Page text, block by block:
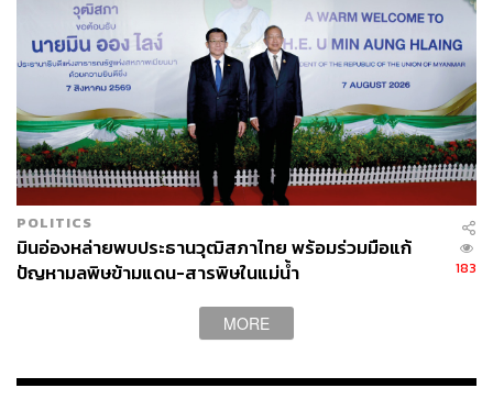
เป็นโจรไม่ใช่เหยื่อให้ไทยรับทราบหากรับตัว และภาพสำคัญ
ที่กลายเป็นที่พูดถึงคือการลงมากำกับดูแลเองของ ‘หลิวจงอี้’
ผู้ช่วยรัฐมนตรีว่าการกระทรวงความมั่นคงสาธารณะแห่ง
สาธารณรัฐประชาชนจีน มือปราบมือหนึ่งของทางการจีน
จากแอ็กชันต่างๆ ที่เกิดขึ้นทำให้จีนสามารถรับตัวประชากร
ชาติตัวเองกลับไปได้รวดเร็วที่สุด และจำนวนมากที่สุดตั้งแต่มี
การรับ-ส่งตัวของชาวต่างชาติจากแก๊งคอลเซ็นเตอร์ใน
ประเทศเมียนมา
และยังเป็นชาติแรกที่ทำให้ทั้งโลกเห็นว่าประเทศของเขาทำ
อย่างไรกับกลุ่มคนที่รับตัวกลับไป เพราะในท้ายสุดคนเหล่า
นั้นที่ผ่านการคัดกรองด้วยเจ้าหน้าที่จีนในแผ่นดินเมียนมา
POLITICS
มินอ่องหล่ายพบประธานวุฒิสภาไทย พร้อมร่วมมือแก้
ปัญหามลพิษข้ามแดน-สารพิษในแม่น้ำ
183
MORE